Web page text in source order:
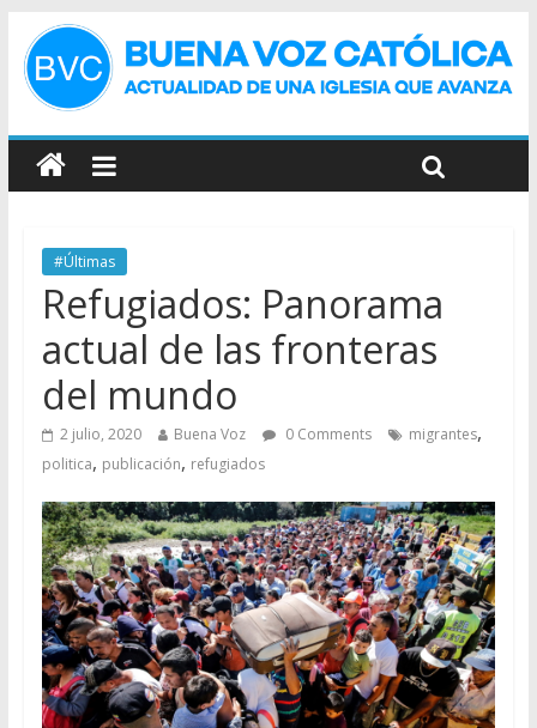
#Últimas
Refugiados: Panorama
actual de las fronteras
del mundo
2 julio, 2020 Buena Voz 0 Comments migrantes,
politica, publicación, refugiados